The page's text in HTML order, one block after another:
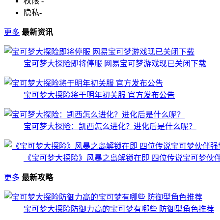
隐私-
更多 最新资讯
宝可梦大探险即将停服 网易宝可梦游戏现已关闭下载
宝可梦大探险将于明年初关服 官方发布公告
宝可梦大探险：凯西怎么进化？进化后是什么呢？
《宝可梦大探险》风暴之岛解锁在即 四位传说宝可梦伙
更多 最新攻略
宝可梦大探险防御力高的宝可梦有哪些 防御型角色推荐